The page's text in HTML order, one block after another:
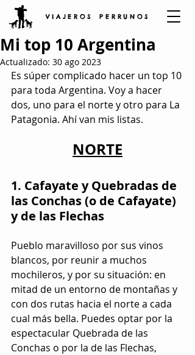
V I A J E R O S P E R R U N O S
Mi top 10 Argentina
Actualizado: 30 ago 2023
Es súper complicado hacer un top 10
para toda Argentina. Voy a hacer
dos, uno para el norte y otro para La
Patagonia. Ahí van mis listas.
NORTE
1. Cafayate y Quebradas de
las Conchas (o de Cafayate)
y de las Flechas
Pueblo maravilloso por sus vinos
blancos, por reunir a muchos
mochileros, y por su situación: en
mitad de un entorno de montañas y
con dos rutas hacia el norte a cada
cual más bella. Puedes optar por la
espectacular Quebrada de las
Conchas o por la de las Flechas,